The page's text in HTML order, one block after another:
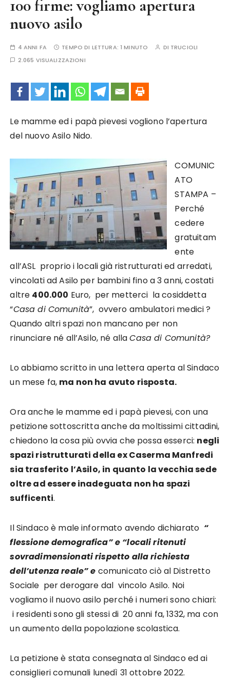
100 firme: vogliamo apertura
nuovo asilo
4 ANNI FA TEMPO DI LETTURA:1 MINUTO DI TRUCIOLI
2.065 VISUALIZZAZIONI
Le mamme ed i papà pievesi vogliono l’apertura
del nuovo Asilo Nido.
COMUNIC
ATO
STAMPA –
Perché
cedere
gratuitam
ente
all’ASL proprio i locali già ristrutturati ed arredati,
vincolati ad Asilo per bambini fino a 3 anni, costati
altre 400.000 Euro, per metterci la cosiddetta
“Casa di Comunità”, ovvero ambulatori medici ?
Quando altri spazi non mancano per non
rinunciare né all’Asilo, né allaCasa di Comunità?
Lo abbiamo scritto in una lettera aperta al Sindaco
un mese fa, ma non ha avuto risposta.
Ora anche le mamme ed i papà pievesi, con una
petizione sottoscritta anche da moltissimi cittadini,
chiedono la cosa più ovvia che possa esserci: negli
spazi ristrutturati della ex Caserma Manfredi
sia trasferito l’Asilo, in quanto la vecchia sede
oltre ad essere inadeguata non ha spazi
sufficenti.
Il Sindaco è male informato avendo dichiarato “
flessione demografica” e “locali ritenuti
sovradimensionati rispetto alla richiesta
dell’utenza reale” e comunicato ciò al Distretto
Sociale per derogare dal vincolo Asilo. Noi
vogliamo il nuovo asilo perché i numeri sono chiari:
i residenti sono gli stessi di 20 anni fa, 1332, ma con
un aumento della popolazione scolastica.
La petizione è stata consegnata al Sindaco ed ai
consiglieri comunali lunedì 31 ottobre 2022.